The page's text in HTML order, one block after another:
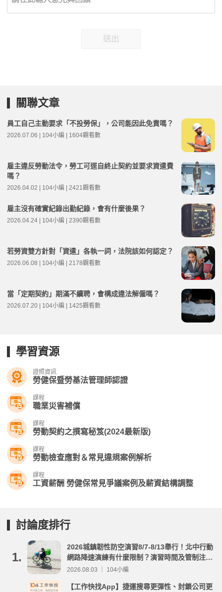
送出
關聯文章
員工自己主動要求「不投勞保」，公司能因此免責嗎？
2026.07.06 | 104小編 | 1604觀看數
雇主違反勞動法令，勞工可逕自終止契約並要求資遣費
嗎？
2026.04.02 | 104小編 | 2421觀看數
雇主沒有確實紀錄出勤紀錄，會有什麼後果？
2026.04.24 | 104小編 | 2390觀看數
若勞資雙方針對「資遣」各執一詞，法院該如何認定？
2026.06.08 | 104小編 | 2178觀看數
當「定期契約」期滿不續聘，會構成違法解僱嗎？
2026.07.20 | 104小編 | 1425觀看數
學習資源
證照資訊
勞健保暨勞基法管理師認證
課程
職業災害補償
課程
勞動契約之撰寫秘笈(2024最新版)
課程
勞動檢查應對＆常見違規案例解析
課程
工資薪酬 勞健保常見爭議案例及薪資結構調整
討論度排行
1.
2026城鎮韌性防空演習8/7-8/13舉行！北中行動
網路降速演練有什麼限制？演習時間及管制注意
事項整理
2026.08.03 ｜ 104小編
【工作快找App】捷運搜尋更彈性、封鎖公司更